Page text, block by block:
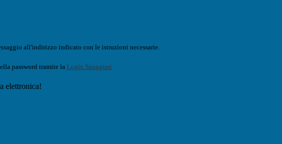
all'indirizzo indicato con le istruzioni necessarie.
password tramite la Login Spaggiari
elettronica!